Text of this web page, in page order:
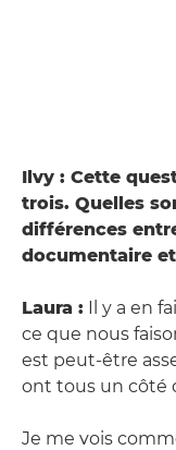
Ilvy : Cette
trois. Quelles
différences
documentaire
Laura : Il y a en
ce que nous
est peut-être
ont tous un côté
Je me vois